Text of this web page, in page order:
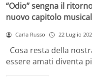
“Odio” sengna il
nuovo capitolo
Carla Russo 22 Luglio
Cosa resta della
essere amati diventa